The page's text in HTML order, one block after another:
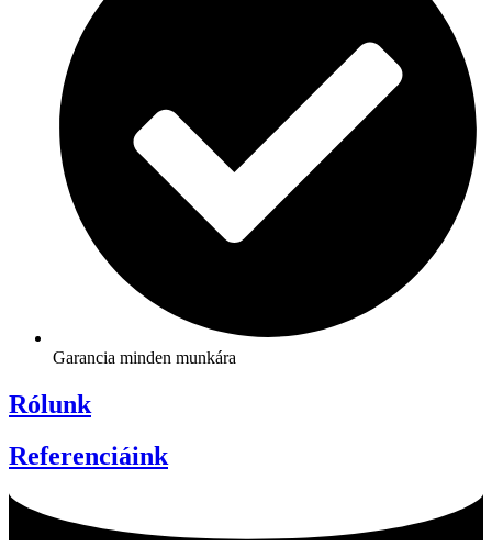
Garancia minden munkára
Rólunk
Referenciáink